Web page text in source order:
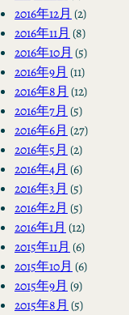
2016年12月 (2)
2016年11月 (8)
2016年10月 (5)
2016年9月 (11)
2016年8月 (12)
2016年7月 (5)
2016年6月 (27)
2016年5月 (2)
2016年4月 (6)
2016年3月 (5)
2016年2月 (5)
2016年1月 (12)
2015年11月 (6)
2015年10月 (6)
2015年9月 (9)
2015年8月 (5)